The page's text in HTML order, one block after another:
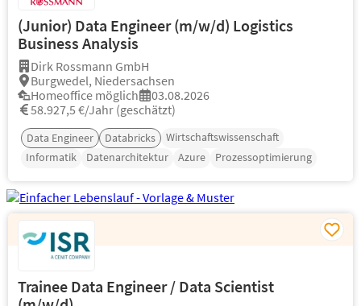
(Junior) Data Engineer (m/w/d) Logistics
Business Analysis
Dirk Rossmann GmbH
Burgwedel, Niedersachsen
Homeoffice möglich
03.08.2026
58.927,5 €/Jahr (geschätzt)
Data Engineer Databricks
Wirtschaftswissenschaft
Informatik
Datenarchitektur Azure Prozessoptimierung
Trainee Data Engineer / Data Scientist